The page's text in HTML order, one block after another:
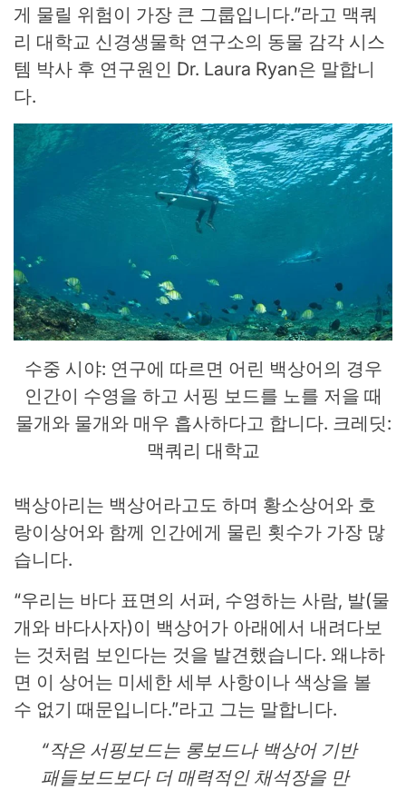
게 물릴 위험이 가장 큰 그룹입니다.”라고 맥쿼
리 대학교 신경생물학 연구소의 동물 감각 시스
템 박사 후 연구원인 Dr. Laura Ryan은 말합니
다.
수중 시야: 연구에 따르면 어린 백상어의 경우
인간이 수영을 하고 서핑 보드를 노를 저을 때
물개와 물개와 매우 흡사하다고 합니다. 크레딧:
맥쿼리 대학교
백상아리는 백상어라고도 하며 황소상어와 호
랑이상어와 함께 인간에게 물린 횟수가 가장 많
습니다.
“우리는 바다 표면의 서퍼, 수영하는 사람, 발(물
개와 바다사자)이 백상어가 아래에서 내려다보
는 것처럼 보인다는 것을 발견했습니다. 왜냐하
면 이 상어는 미세한 세부 사항이나 색상을 볼
수 없기 때문입니다.”라고 그는 말합니다.
“작은 서핑보드는 롱보드나 백상어 기반
패들보드보다 더 매력적인 채석장을 만